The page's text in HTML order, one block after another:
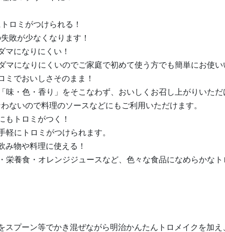
ロミがつけられる！
敗が少なくなります！
マになりにくい！
マになりにくいのでご家庭で初めて使う方でも簡単にお使い
ミでおいしさそのまま！
味・色・香り」をそこなわず、おいしくお召し上がりいただ
ないので料理のソースなどにもご利用いただけます。
もトロミがつく！
軽にトロミがつけられます。
み物や料理に使える！
栄養食・オレンジジュースなど、色々な食品になめらかなト
スプーン等でかき混ぜながら明治かんたんトロメイクを加え